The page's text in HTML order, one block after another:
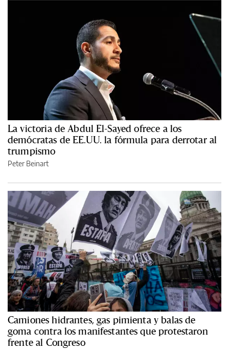
La victoria de Abdul El-Sayed ofrece a los
demócratas de EE.UU. la fórmula para derrotar al
trumpismo
Peter Beinart
Camiones hidrantes, gas pimienta y balas de
goma contra los manifestantes que protestaron
frente al Congreso